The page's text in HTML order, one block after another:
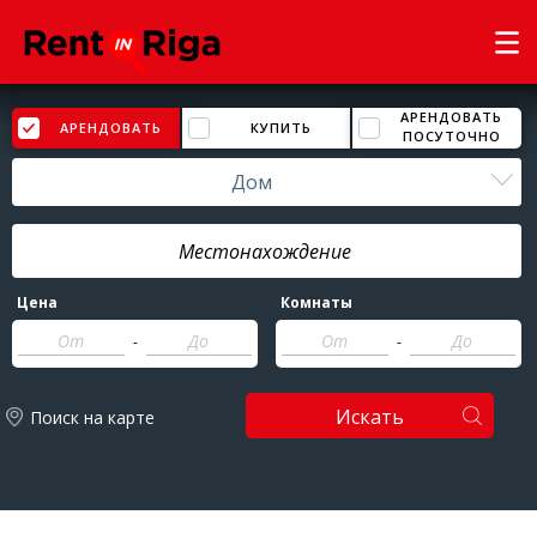
АРЕНДОВАТЬ КУПИТЬ
АРЕНДОВАТЬ
ПОСУТОЧНО
Дом
Цена
-
Комнаты
-
Поиск на карте Искать